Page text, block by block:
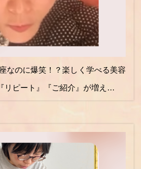
なのに爆笑！？楽しく学べる美容
ピート』『ご紹介』が増え…